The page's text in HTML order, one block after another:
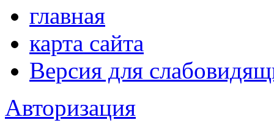
главная
карта сайта
Версия для
Авторизация